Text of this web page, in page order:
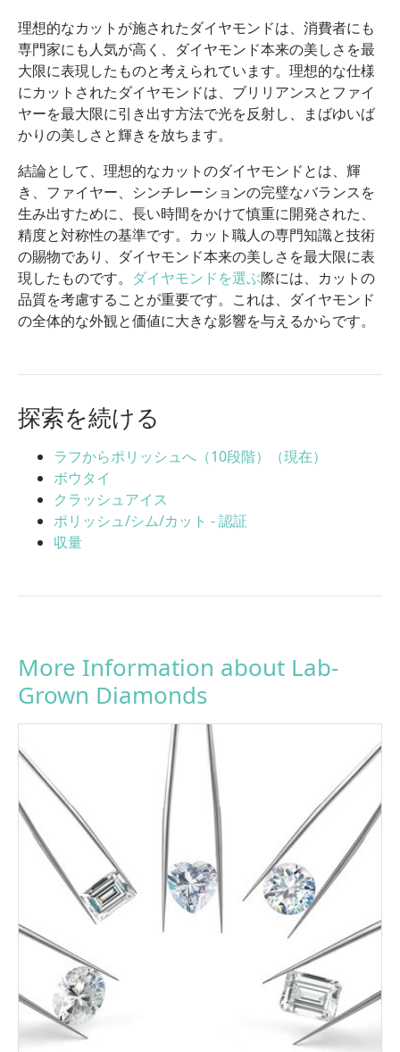
理想的なカットが施されたダイヤモンドは、消費者にも
専門家にも人気が高く、ダイヤモンド本来の美しさを最
大限に表現したものと考えられています。理想的な仕様
にカットされたダイヤモンドは、ブリリアンスとファイ
ヤーを最大限に引き出す方法で光を反射し、まばゆいば
かりの美しさと輝きを放ちます。
結論として、理想的なカットのダイヤモンドとは、輝
き、ファイヤー、シンチレーションの完璧なバランスを
生み出すために、長い時間をかけて慎重に開発された、
精度と対称性の基準です。カット職人の専門知識と技術
の賜物であり、ダイヤモンド本来の美しさを最大限に表
現したものです。 ダイヤモンドを選ぶ際には、カットの
品質を考慮することが重要です。これは、ダイヤモンド
の全体的な外観と価値に大きな影響を与えるからです。
探索を続ける
ラフからポリッシュへ（10段階）（現在）
ボウタイ
クラッシュアイス
ポリッシュ/シム/カット - 認証
収量
More Information about Lab-
Grown Diamonds